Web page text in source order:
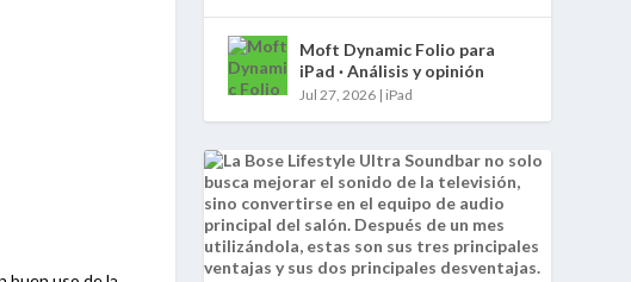
Moft Dynamic Folio para
iPad · Análisis y opinión
Jul 27, 2026 | iPad